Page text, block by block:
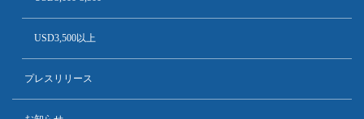
USD3,500以上
プレスリリース